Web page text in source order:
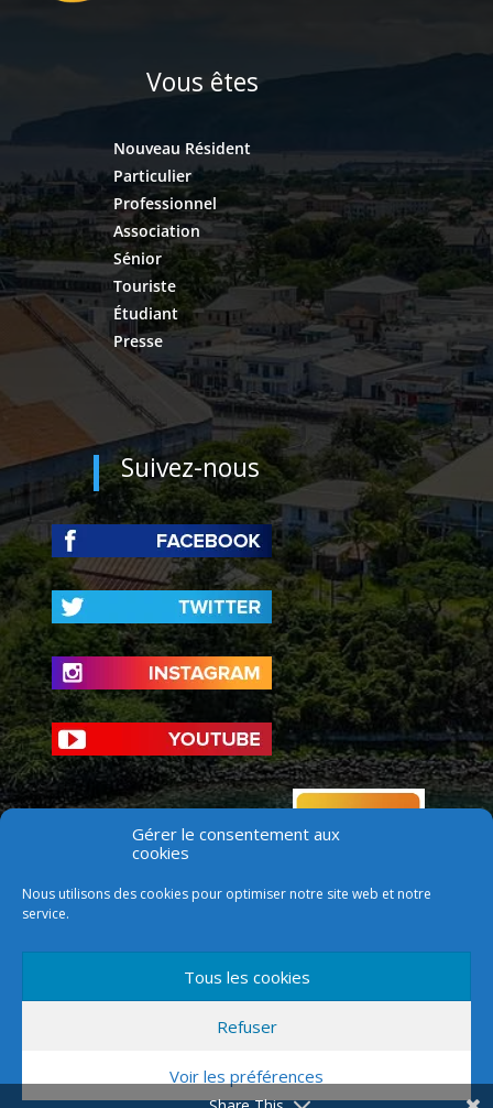
Gérer le consentement aux
cookies
Nous utilisons des cookies pour optimiser notre site web et notre
service.
Tous les cookies
Refuser
Voir les préférences
Vous êtes
Nouveau Résident
Particulier
Professionnel
Association
Sénior
Touriste
Étudiant
Presse
Suivez-nous
Version mobile